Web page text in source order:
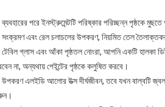
পরে ইনস্ট্রুমেন্টটি পরিষ্কার পরিচ্ছন্ন পৃষ্ঠকে
এবং রেল চলাচলের উপকরণ, নিয়মিত তেল
গ্লাস এবং আঁকা পৃষ্ঠতল নোংরা, আপনি একটি হালকা
না, অন্যথায় পেইন্টের পৃষ্ঠকে কলুষিত করবে।
এলইডি আলোর উত্স দীর্ঘজীবন, তবে যখন বাল্বটি